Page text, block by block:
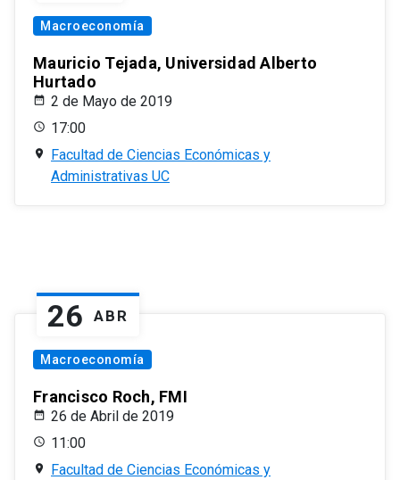
Macroeconomía
Mauricio Tejada, Universidad Alberto
Hurtado
2 de Mayo de 2019
17:00
Facultad de Ciencias Económicas y
Administrativas UC
26 ABR
Macroeconomía
Francisco Roch, FMI
26 de Abril de 2019
11:00
Facultad de Ciencias Económicas y